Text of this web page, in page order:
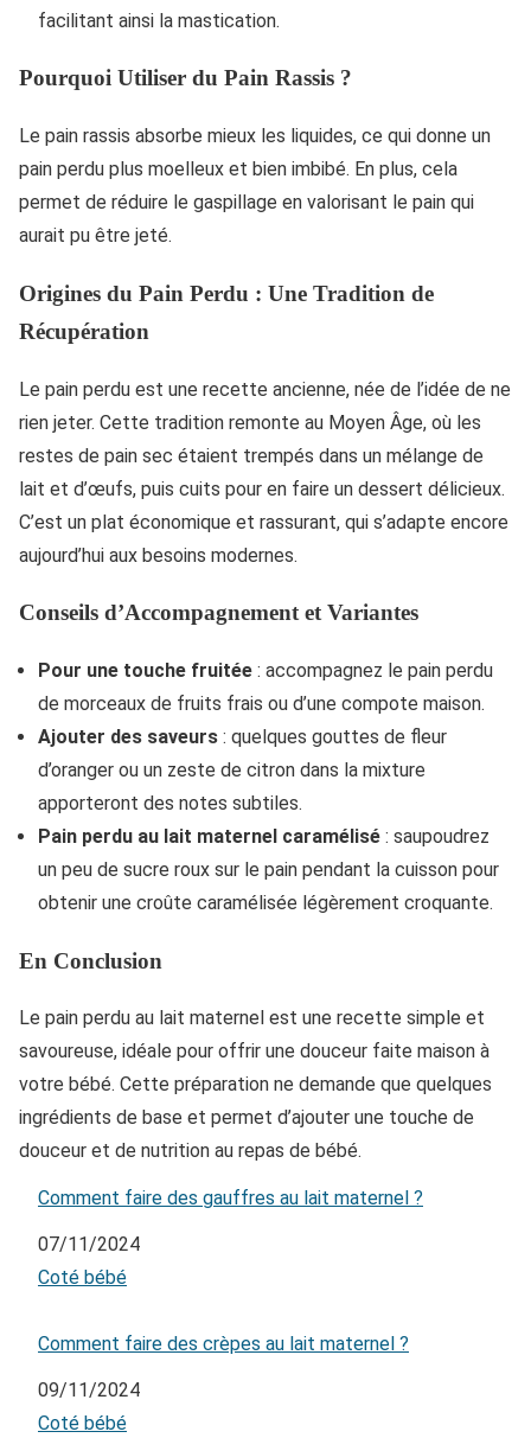
facilitant ainsi la mastication.
Pourquoi Utiliser du Pain Rassis ?
Le pain rassis absorbe mieux les liquides, ce qui donne un
pain perdu plus moelleux et bien imbibé. En plus, cela
permet de réduire le gaspillage en valorisant le pain qui
aurait pu être jeté.
Origines du Pain Perdu : Une Tradition de
Récupération
Le pain perdu est une recette ancienne, née de l’idée de ne
rien jeter. Cette tradition remonte au Moyen Âge, où les
restes de pain sec étaient trempés dans un mélange de
lait et d’œufs, puis cuits pour en faire un dessert délicieux.
C’est un plat économique et rassurant, qui s’adapte encore
aujourd’hui aux besoins modernes.
Conseils d’Accompagnement et Variantes
Pour une touche fruitée : accompagnez le pain perdu
de morceaux de fruits frais ou d’une compote maison.
Ajouter des saveurs : quelques gouttes de fleur
d’oranger ou un zeste de citron dans la mixture
apporteront des notes subtiles.
Pain perdu au lait maternel caramélisé : saupoudrez
un peu de sucre roux sur le pain pendant la cuisson pour
obtenir une croûte caramélisée légèrement croquante.
En Conclusion
Le pain perdu au lait maternel est une recette simple et
savoureuse, idéale pour offrir une douceur faite maison à
votre bébé. Cette préparation ne demande que quelques
ingrédients de base et permet d’ajouter une touche de
douceur et de nutrition au repas de bébé.
Comment faire des gauffres au lait maternel ?
Date
07/11/2024
Par rapport à
Coté bébé
Comment faire des crèpes au lait maternel ?
Date
09/11/2024
Par rapport à
Coté bébé